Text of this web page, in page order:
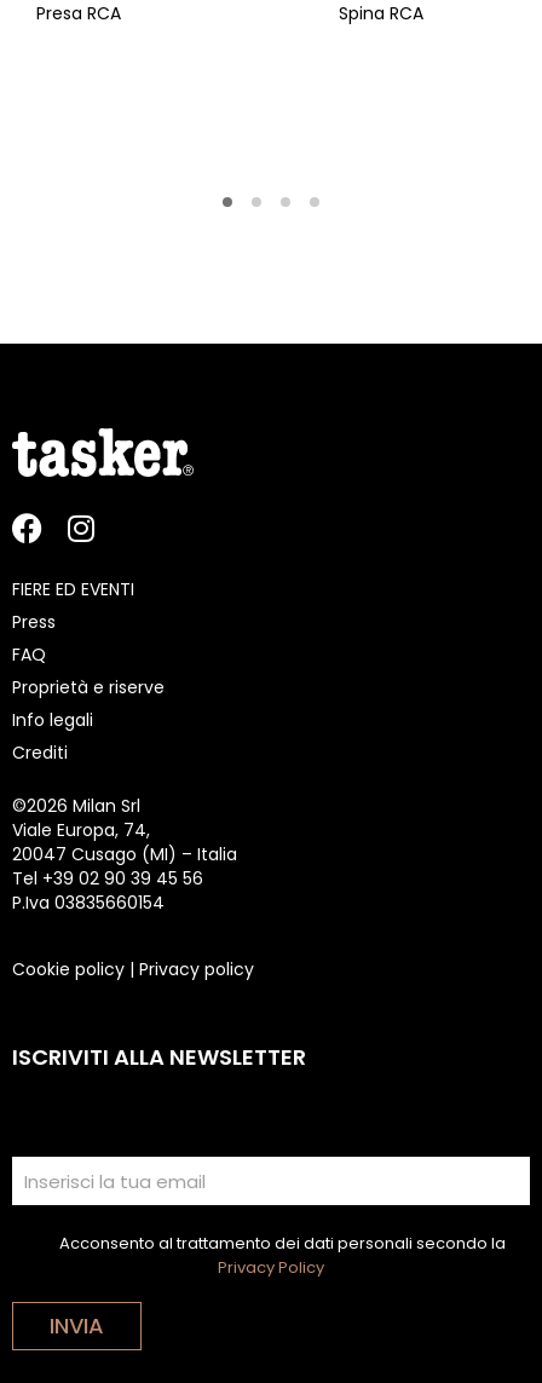
Presa RCA
Spina RCA
FIERE ED EVENTI
Press
FAQ
Proprietà e riserve
Info legali
Crediti
©2026 Milan Srl
Viale Europa, 74,
20047 Cusago (MI) – Italia
Tel +39 02 90 39 45 56
P.Iva 03835660154
Cookie policy | Privacy policy
ISCRIVITI ALLA NEWSLETTER
Acconsento al trattamento dei dati personali secondo la
Privacy Policy
INVIA